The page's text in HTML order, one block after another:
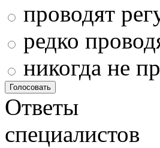
проводят
редко
никогда не
Ответы
специалистов